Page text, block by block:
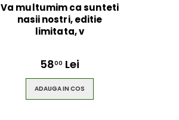
Va multumim ca sunteti
nasii nostri, editie
limitata, v
5800 Lei
ADAUGA IN COS